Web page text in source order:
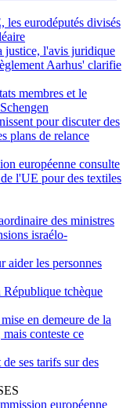
les eurodéputés divisés
justice, l'avis juridique
Aarhus' clarifie
membres et le
pour discuter des
plans de relance
européenne consulte
l'UE pour des textiles
des ministres
israélo-
aider les personnes
tchèque
en demeure de la
conteste ce
ses tarifs sur des
européenne